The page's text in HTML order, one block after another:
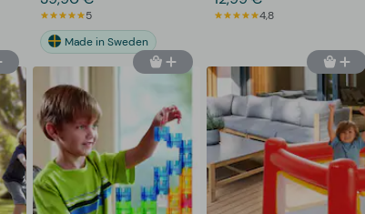
5
Made in Sweden
4,8